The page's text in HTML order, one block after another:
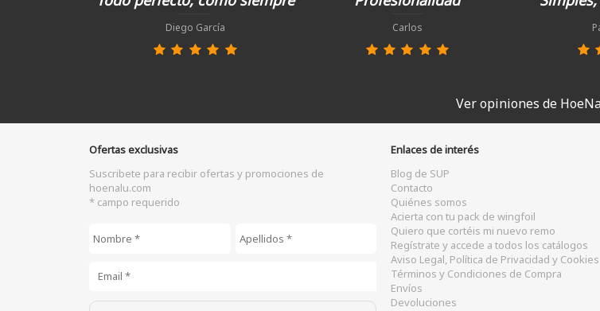
Diego García Carlos
Ver opiniones de
Ofertas exclusivas
Suscribete para recibir ofertas y promociones de
hoenalu.com
* campo requerido
*
Enlaces de interés
Blog de SUP
Contacto
Quiénes somos
Acierta con tu pack de wingfoil
Quiero que cortéis mi nuevo remo
Regístrate y accede a todos los catálogos
Aviso Legal, Política de Privacidad y Cookies
Términos y Condiciones de Compra
Envíos
Devoluciones